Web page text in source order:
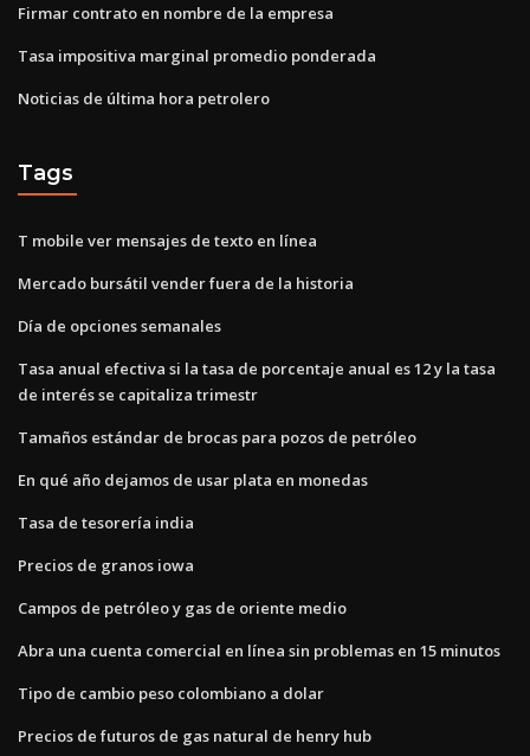
Firmar contrato en nombre de la empresa
Tasa impositiva marginal promedio ponderada
Noticias de última hora petrolero
Tags
T mobile ver mensajes de texto en línea
Mercado bursátil vender fuera de la historia
Día de opciones semanales
Tasa anual efectiva si la tasa de porcentaje anual es 12 y la tasa
de interés se capitaliza trimestr
Tamaños estándar de brocas para pozos de petróleo
En qué año dejamos de usar plata en monedas
Tasa de tesorería india
Precios de granos iowa
Campos de petróleo y gas de oriente medio
Abra una cuenta comercial en línea sin problemas en 15 minutos
Tipo de cambio peso colombiano a dolar
Precios de futuros de gas natural de henry hub